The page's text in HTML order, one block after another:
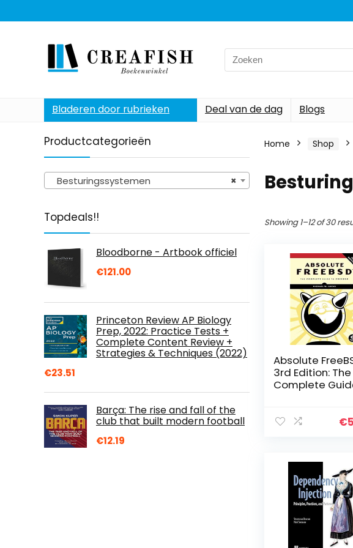
Search
for:
Bladeren door rubrieken Deal van de dag Blogs
Productcategorieën
×
Besturingssystemen
Topdeals!!
Bloodborne - Artbook officiel
€121.00
Princeton Review AP Biology
Prep, 2022: Practice Tests +
Complete Content Review +
Strategies & Techniques (2022)
€23.51
Barça: The rise and fall of the
club that built modern football
€12.19
Home Shop
Showing 1–12 of 30
Absolute
3rd Edition: The
Complete
€